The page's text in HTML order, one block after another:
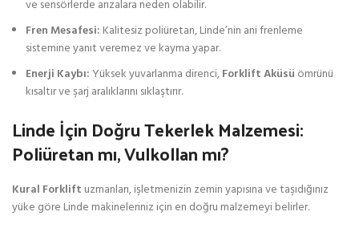
ve sensörlerde arızalara neden olabilir.
Fren Mesafesi: Kalitesiz poliüretan, Linde’nin ani frenleme
sistemine yanıt veremez ve kayma yapar.
Enerji Kaybı: Yüksek yuvarlanma direnci,Forklift Aküsü ömrünü
kısaltır ve şarj aralıklarını sıklaştırır.
Linde İçin Doğru Tekerlek Malzemesi:
Poliüretan mı, Vulkollan mı?
Kural Forklift uzmanları, işletmenizin zemin yapısına ve taşıdığınız
yüke göre Linde makineleriniz için en doğru malzemeyi belirler.